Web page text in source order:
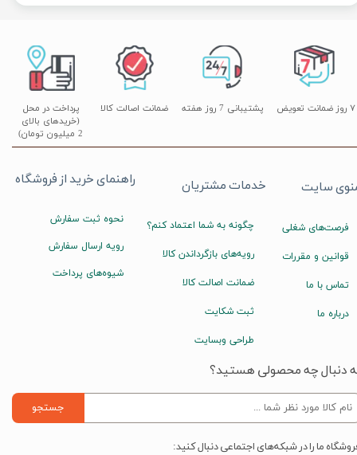
پشتیبانی 7 روز هفته
پرداخت در محل
(خریدهای بالای
2 میلیون تومان)
۷ روز ضمانت تعویض ضمانت اصالت کالا
راهنمای خرید از فروشگاه
نحوه ثبت سفارش
رویه ارسال سفارش
شیوه‌های پرداخت
خدمات مشتریان
چگونه به شما اعتماد کنم؟
رویه‌های بازگرداندن کالا
ضمانت اصالت کالا
ثبت شکایت
طراحی وبسایت
سایت
فرصت‌های شغلی
قوانین و مقررات
تماس با ما
درباره ما
دنبال چه محصولی هستید؟
جستجو
ما را در شبکه‌های اجتماعی دنبال کنید: